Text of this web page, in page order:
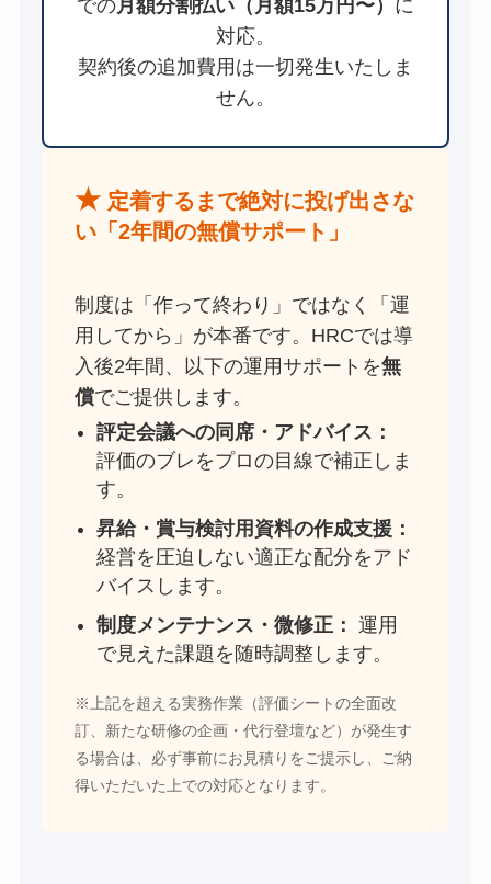
での月額分割払い（月額15万円〜） に
対応。
契約後の追加費用は一切発生いたしま
せん。
★定着するまで絶対に投げ出さな
い「2年間の無償サポート」
制度は「作って終わり」ではなく「運
用してから」が本番です。HRCでは導
入後2年間、以下の運用サポートを無
償でご提供します。
評定会議への同席・アドバイス：
評価のブレをプロの目線で補正しま
す。
昇給・賞与検討用資料の作成支援：
経営を圧迫しない適正な配分をアド
バイスします。
制度メンテナンス・微修正： 運用
で見えた課題を随時調整します。
※上記を超える実務作業（評価シートの全面改
訂、新たな研修の企画・代行登壇など）が発生す
る場合は、必ず事前にお見積りをご提示し、ご納
得いただいた上での対応となります。